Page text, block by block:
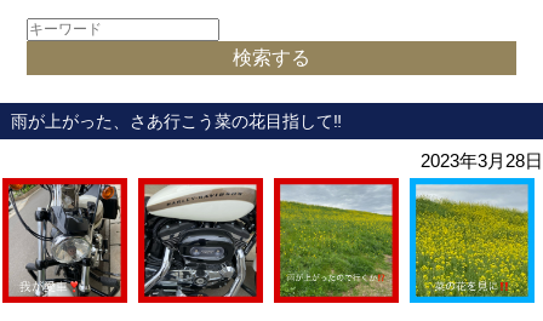
雨が上がった、さあ行こう菜の花目指して‼️
2023年3月28日